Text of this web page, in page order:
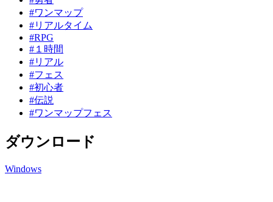
#ワンマップ
#リアルタイム
#RPG
#１時間
#リアル
#フェス
#初心者
#伝説
#ワンマップフェス
ダウンロード
Windows